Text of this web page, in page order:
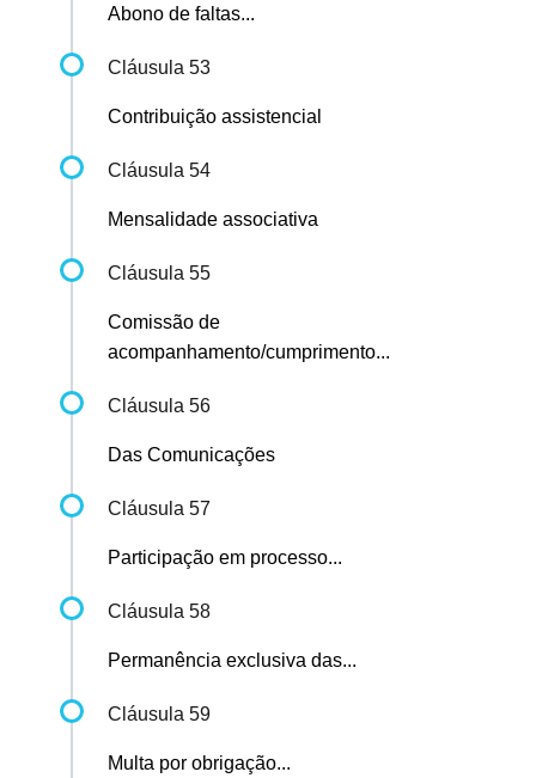
Abono de faltas...
Cláusula 53
Contribuição assistencial
Cláusula 54
Mensalidade associativa
Cláusula 55
Comissão de
acompanhamento/cumprimento...
Cláusula 56
Das Comunicações
Cláusula 57
Participação em processo...
Cláusula 58
Permanência exclusiva das...
Cláusula 59
Multa por obrigação...